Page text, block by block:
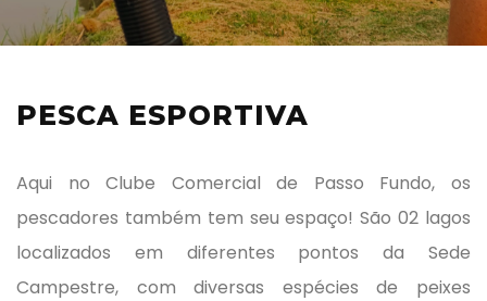
PESCA ESPORTIVA
Aqui no Clube Comercial de Passo Fundo, os
pescadores também tem seu espaço! São 02 lagos
localizados em diferentes pontos da Sede
Campestre, com diversas espécies de peixes